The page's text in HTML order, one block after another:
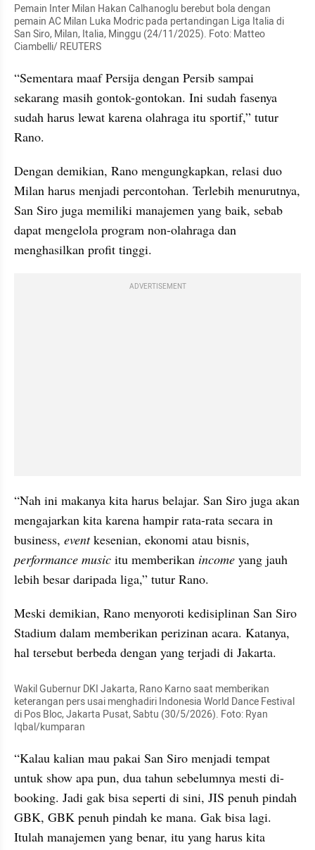
Pemain Inter Milan Hakan Calhanoglu berebut bola dengan
pemain AC Milan Luka Modric pada pertandingan Liga Italia di
San Siro, Milan, Italia, Minggu (24/11/2025). Foto: Matteo
Ciambelli/ REUTERS
“Sementara maaf Persija dengan Persib sampai
sekarang masih gontok-gontokan. Ini sudah fasenya
sudah harus lewat karena olahraga itu sportif,” tutur
Rano.
Dengan demikian, Rano mengungkapkan, relasi duo
Milan harus menjadi percontohan. Terlebih menurutnya,
San Siro juga memiliki manajemen yang baik, sebab
dapat mengelola program non-olahraga dan
menghasilkan profit tinggi.
ADVERTISEMENT
“Nah ini makanya kita harus belajar. San Siro juga akan
mengajarkan kita karena hampir rata-rata secara in
business, event
performance music itu memberikan income yang jauh
lebih besar daripada liga,” tutur Rano.
Meski demikian, Rano menyoroti kedisiplinan San Siro
Stadium dalam memberikan perizinan acara. Katanya,
hal tersebut berbeda dengan yang terjadi di Jakarta.
Wakil Gubernur DKI Jakarta, Rano Karno saat memberikan
keterangan pers usai menghadiri Indonesia World Dance Festival
di Pos Bloc, Jakarta Pusat, Sabtu (30/5/2026). Foto: Ryan
Iqbal/kumparan
“Kalau kalian mau pakai San Siro menjadi tempat
untuk show apa pun, dua tahun sebelumnya mesti di-
booking. Jadi gak bisa seperti di sini, JIS penuh pindah
GBK, GBK penuh pindah ke mana. Gak bisa lagi.
Itulah manajemen yang benar, itu yang harus kita